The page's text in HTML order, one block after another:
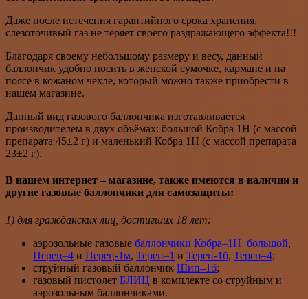
Даже после истечения гарантийного срока хранения,
слезоточивый газ не теряет своего раздражающего эффекта!!!
Благодаря своему небольшому размеру и весу, данный
баллончик удобно носить в женской сумочке, кармане и на
поясе в кожаном чехле, который можно также приобрести в
нашем магазине.
Данный вид газового баллончика изготавливается
производителем в двух объёмах: большой Кобра 1Н (с массой
препарата 45±2 г) и маленький Кобра 1Н (с массой препарата
23±2 г).
В нашем интернет – магазине, также имеются в наличии и
другие газовые баллончики для самозащиты:
1) для гражданских лиц, достигших 18 лет:
аэрозольные газовые баллончики Кобра–1Н большой,
Перец–4 и Перец-1м, Терен–1 и Терен-1б, Терен–4;
струйный газовый баллончик Шип–1б;
газовый пистолет БЛИЦ в комплекте со струйным и
аэрозольным баллончиками.